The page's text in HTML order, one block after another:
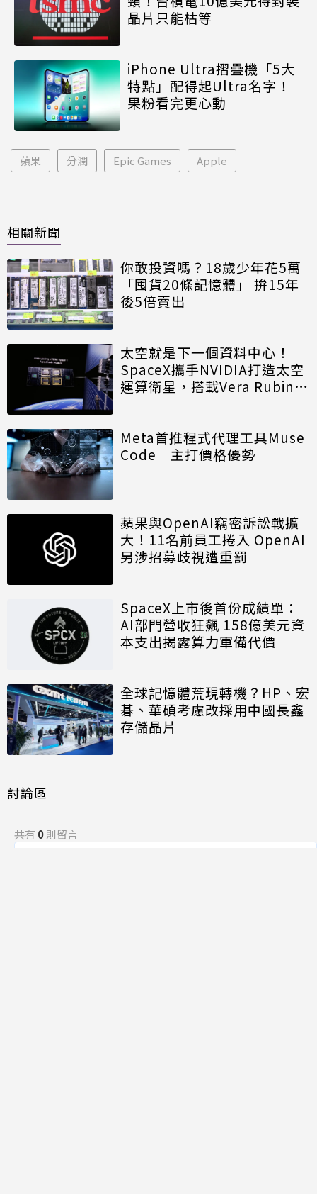
晶片只能枯等
iPhone Ultra摺疊機「5大
特點」配得起Ultra名字！
果粉看完更心動
蘋果 分潤 Epic Games Apple
相關新聞
你敢投資嗎？18歲少年花5萬
「囤貨20條記憶體」 拚15年
後5倍賣出
太空就是下一個資料中心！
SpaceX攜手NVIDIA打造太空
運算衛星，搭載Vera Rubin運
Meta首推程式代理工具Muse
Code 主打價格優勢
蘋果與OpenAI竊密訴訟戰擴
大！11名前員工捲入 OpenAI
另涉招募歧視遭重罰
SpaceX上市後首份成績單：
AI部門營收狂飆 158億美元資
本支出揭露算力軍備代價
全球記憶體荒現轉機？HP、宏
碁、華碩考慮改採用中國長鑫
存儲晶片
討論區
共有 0則留言